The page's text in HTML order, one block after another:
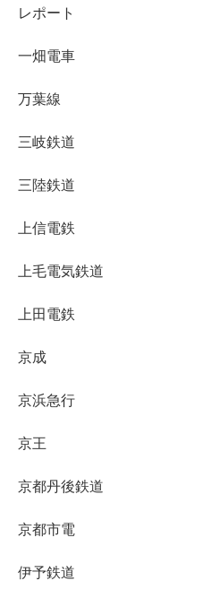
レポート
一畑電車
万葉線
三岐鉄道
三陸鉄道
上信電鉄
上毛電気鉄道
上田電鉄
京成
京浜急行
京王
京都丹後鉄道
京都市電
伊予鉄道